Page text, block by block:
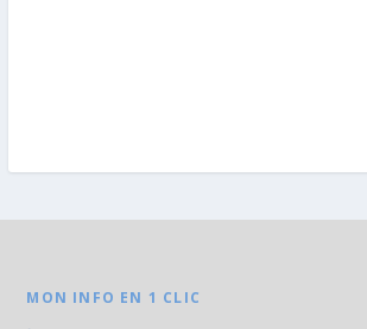
MON INFO EN 1 CLIC